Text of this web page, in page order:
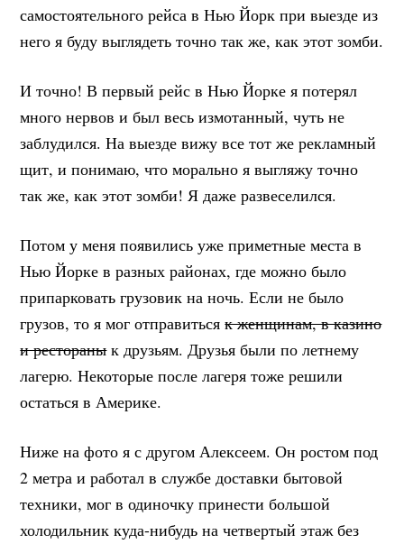
самостоятельного рейса в Нью Йорк при выезде из
него я буду выглядеть точно так же, как этот зомби.
И точно! В первый рейс в Нью Йорке я потерял
много нервов и был весь измотанный, чуть не
заблудился. На выезде вижу все тот же рекламный
щит, и понимаю, что морально я выгляжу точно
так же, как этот зомби! Я даже развеселился.
Потом у меня появились уже приметные места в
Нью Йорке в разных районах, где можно было
припарковать грузовик на ночь. Если не было
грузов, то я мог отправитьсяк женщинам, в казино
и ресторанык друзьям. Друзья были по летнему
лагерю. Некоторые после лагеря тоже решили
остаться в Америке.
Ниже на фото я с другом Алексеем. Он ростом под
2 метра и работал в службе доставки бытовой
техники, мог в одиночку принести большой
холодильник куда-нибудь на четвертый этаж без